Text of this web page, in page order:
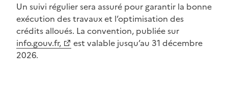
Un suivi régulier sera assuré pour garantir la bonne
exécution des travaux et l’optimisation des
crédits alloués. La convention, publiée sur
(Ouvre une nouvelle fenêtre)
info.gouv.fr,
est valable jusqu’au 31 décembre
2026.